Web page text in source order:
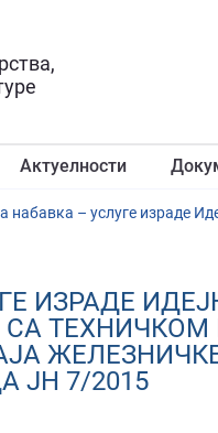
Актуелности
ИЗРАДЕ
ЈН 7/2015